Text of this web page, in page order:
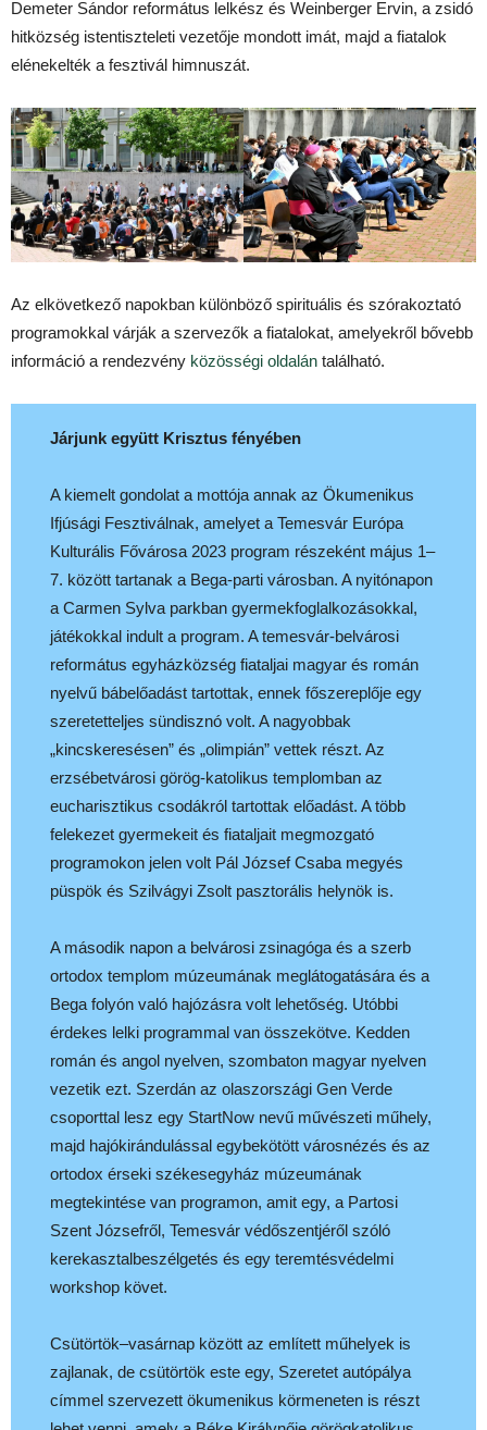
Demeter Sándor református lelkész és Weinberger Ervin, a zsidó
hitközség istentiszteleti vezetője mondott imát, majd a fiatalok
elénekelték a fesztivál himnuszát.
Az elkövetkező napokban különböző spirituális és szórakoztató
programokkal várják a szervezők a fiatalokat, amelyekről bővebb
információ a rendezvény közösségi oldalán található.
Járjunk együtt Krisztus fényében
A kiemelt gondolat a mottója annak az Ökumenikus
Ifjúsági Fesztiválnak, amelyet a Temesvár Európa
Kulturális Fővárosa 2023 program részeként május 1–
7. között tartanak a Bega-parti városban. A nyitónapon
a Carmen Sylva parkban gyermekfoglalkozásokkal,
játékokkal indult a program. A temesvár-belvárosi
református egyházközség fiataljai magyar és román
nyelvű bábelőadást tartottak, ennek főszereplője egy
szeretetteljes sündisznó volt. A nagyobbak
„kincskeresésen” és „olimpián” vettek részt. Az
erzsébetvárosi görög-katolikus templomban az
eucharisztikus csodákról tartottak előadást. A több
felekezet gyermekeit és fiataljait megmozgató
programokon jelen volt Pál József Csaba megyés
püspök és Szilvágyi Zsolt pasztorális helynök is.
A második napon a belvárosi zsinagóga és a szerb
ortodox templom múzeumának meglátogatására és a
Bega folyón való hajózásra volt lehetőség. Utóbbi
érdekes lelki programmal van összekötve. Kedden
román és angol nyelven, szombaton magyar nyelven
vezetik ezt. Szerdán az olaszországi Gen Verde
csoporttal lesz egy StartNow nevű művészeti műhely,
majd hajókirándulással egybekötött városnézés és az
ortodox érseki székesegyház múzeumának
megtekintése van programon, amit egy, a Partosi
Szent Józsefről, Temesvár védőszentjéről szóló
kerekasztalbeszélgetés és egy teremtésvédelmi
workshop követ.
Csütörtök–vasárnap között az említett műhelyek is
zajlanak, de csütörtök este egy, Szeretet autópálya
címmel szervezett ökumenikus körmeneten is részt